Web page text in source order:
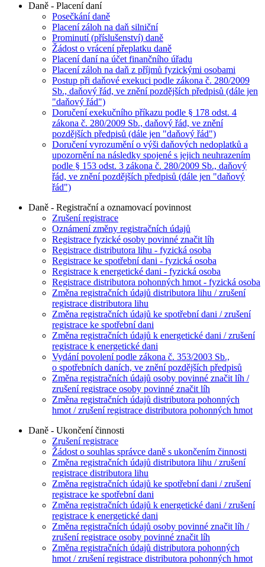
Daně - Placení daní
Posečkání daně
Placení záloh na daň silniční
Prominutí (příslušenství) daně
Žádost o vrácení přeplatku daně
Placení daní na účet finančního úřadu
Placení záloh na daň z příjmů fyzickými osobami
Postup při daňové exekuci podle zákona č. 280/2009
Sb., daňový řád, ve znění pozdějších předpisů (dále jen
"daňový řád")
Doručení exekučního příkazu podle § 178 odst. 4
zákona č. 280/2009 Sb., daňový řád, ve znění
pozdějších předpisů (dále jen "daňový řád")
Doručení vyrozumění o výši daňových nedoplatků a
upozornění na následky spojené s jejich neuhrazením
podle § 153 odst. 3 zákona č. 280/2009 Sb., daňový
řád, ve znění pozdějších předpisů (dále jen "daňový
řád")
Daně - Registrační a oznamovací povinnost
Zrušení registrace
Oznámení změny registračních údajů
Registrace fyzické osoby povinné značit líh
Registrace distributora lihu - fyzická osoba
Registrace ke spotřební dani - fyzická osoba
Registrace k energetické dani - fyzická osoba
Registrace distributora pohonných hmot - fyzická osoba
Změna registračních údajů distributora lihu / zrušení
registrace distributora lihu
Změna registračních údajů ke spotřební dani / zrušení
registrace ke spotřební dani
Změna registračních údajů k energetické dani / zrušení
registrace k energetické dani
Vydání povolení podle zákona č. 353/2003 Sb.,
o spotřebních daních, ve znění pozdějších předpisů
Změna registračních údajů osoby povinné značit líh /
zrušení registrace osoby povinné značit líh
Změna registračních údajů distributora pohonných
hmot / zrušení registrace distributora pohonných hmot
Daně - Ukončení činnosti
Zrušení registrace
Žádost o souhlas správce daně s ukončením činnosti
Změna registračních údajů distributora lihu / zrušení
registrace distributora lihu
Změna registračních údajů ke spotřební dani / zrušení
registrace ke spotřební dani
Změna registračních údajů k energetické dani / zrušení
registrace k energetické dani
Změna registračních údajů osoby povinné značit líh /
zrušení registrace osoby povinné značit líh
Změna registračních údajů distributora pohonných
hmot / zrušení registrace distributora pohonných hmot